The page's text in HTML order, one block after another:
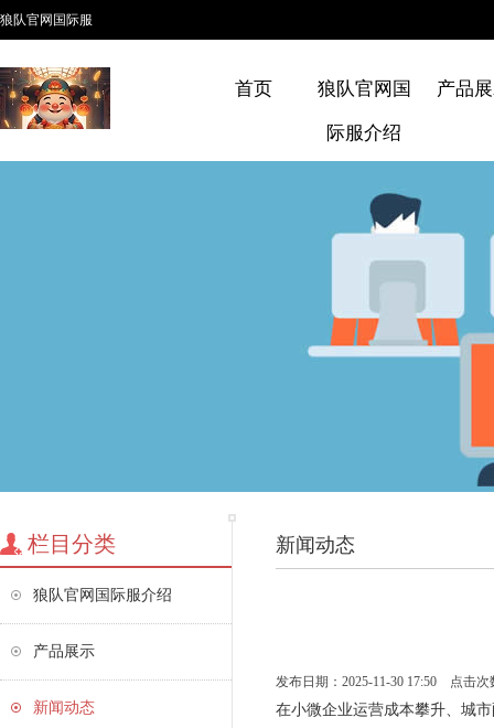
狼队官网国际服
首页 狼队官网国
际服介绍
产品
栏目分类
狼队官网国际服介绍
产品展示
新闻动态
新闻动态
发布日期：2025-11-30 17:50 点击次
在小微企业运营成本攀升、城